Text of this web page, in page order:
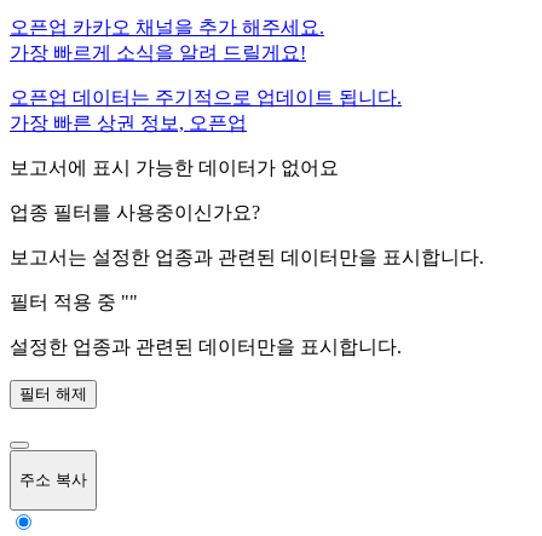
오픈업 카카오 채널을 추가 해주세요.
가장 빠르게 소식을 알려 드릴게요!
오픈업 데이터는 주기적으로 업데이트 됩니다.
가장 빠른 상권 정보, 오픈업
보고서에 표시 가능한 데이터가 없어요
업종 필터를 사용중이신가요?
보고서는 설정한 업종과 관련된 데이터만을 표시합니다.
필터 적용 중 ""
설정한 업종과 관련된 데이터만을 표시합니다.
필터 해제
주소 복사